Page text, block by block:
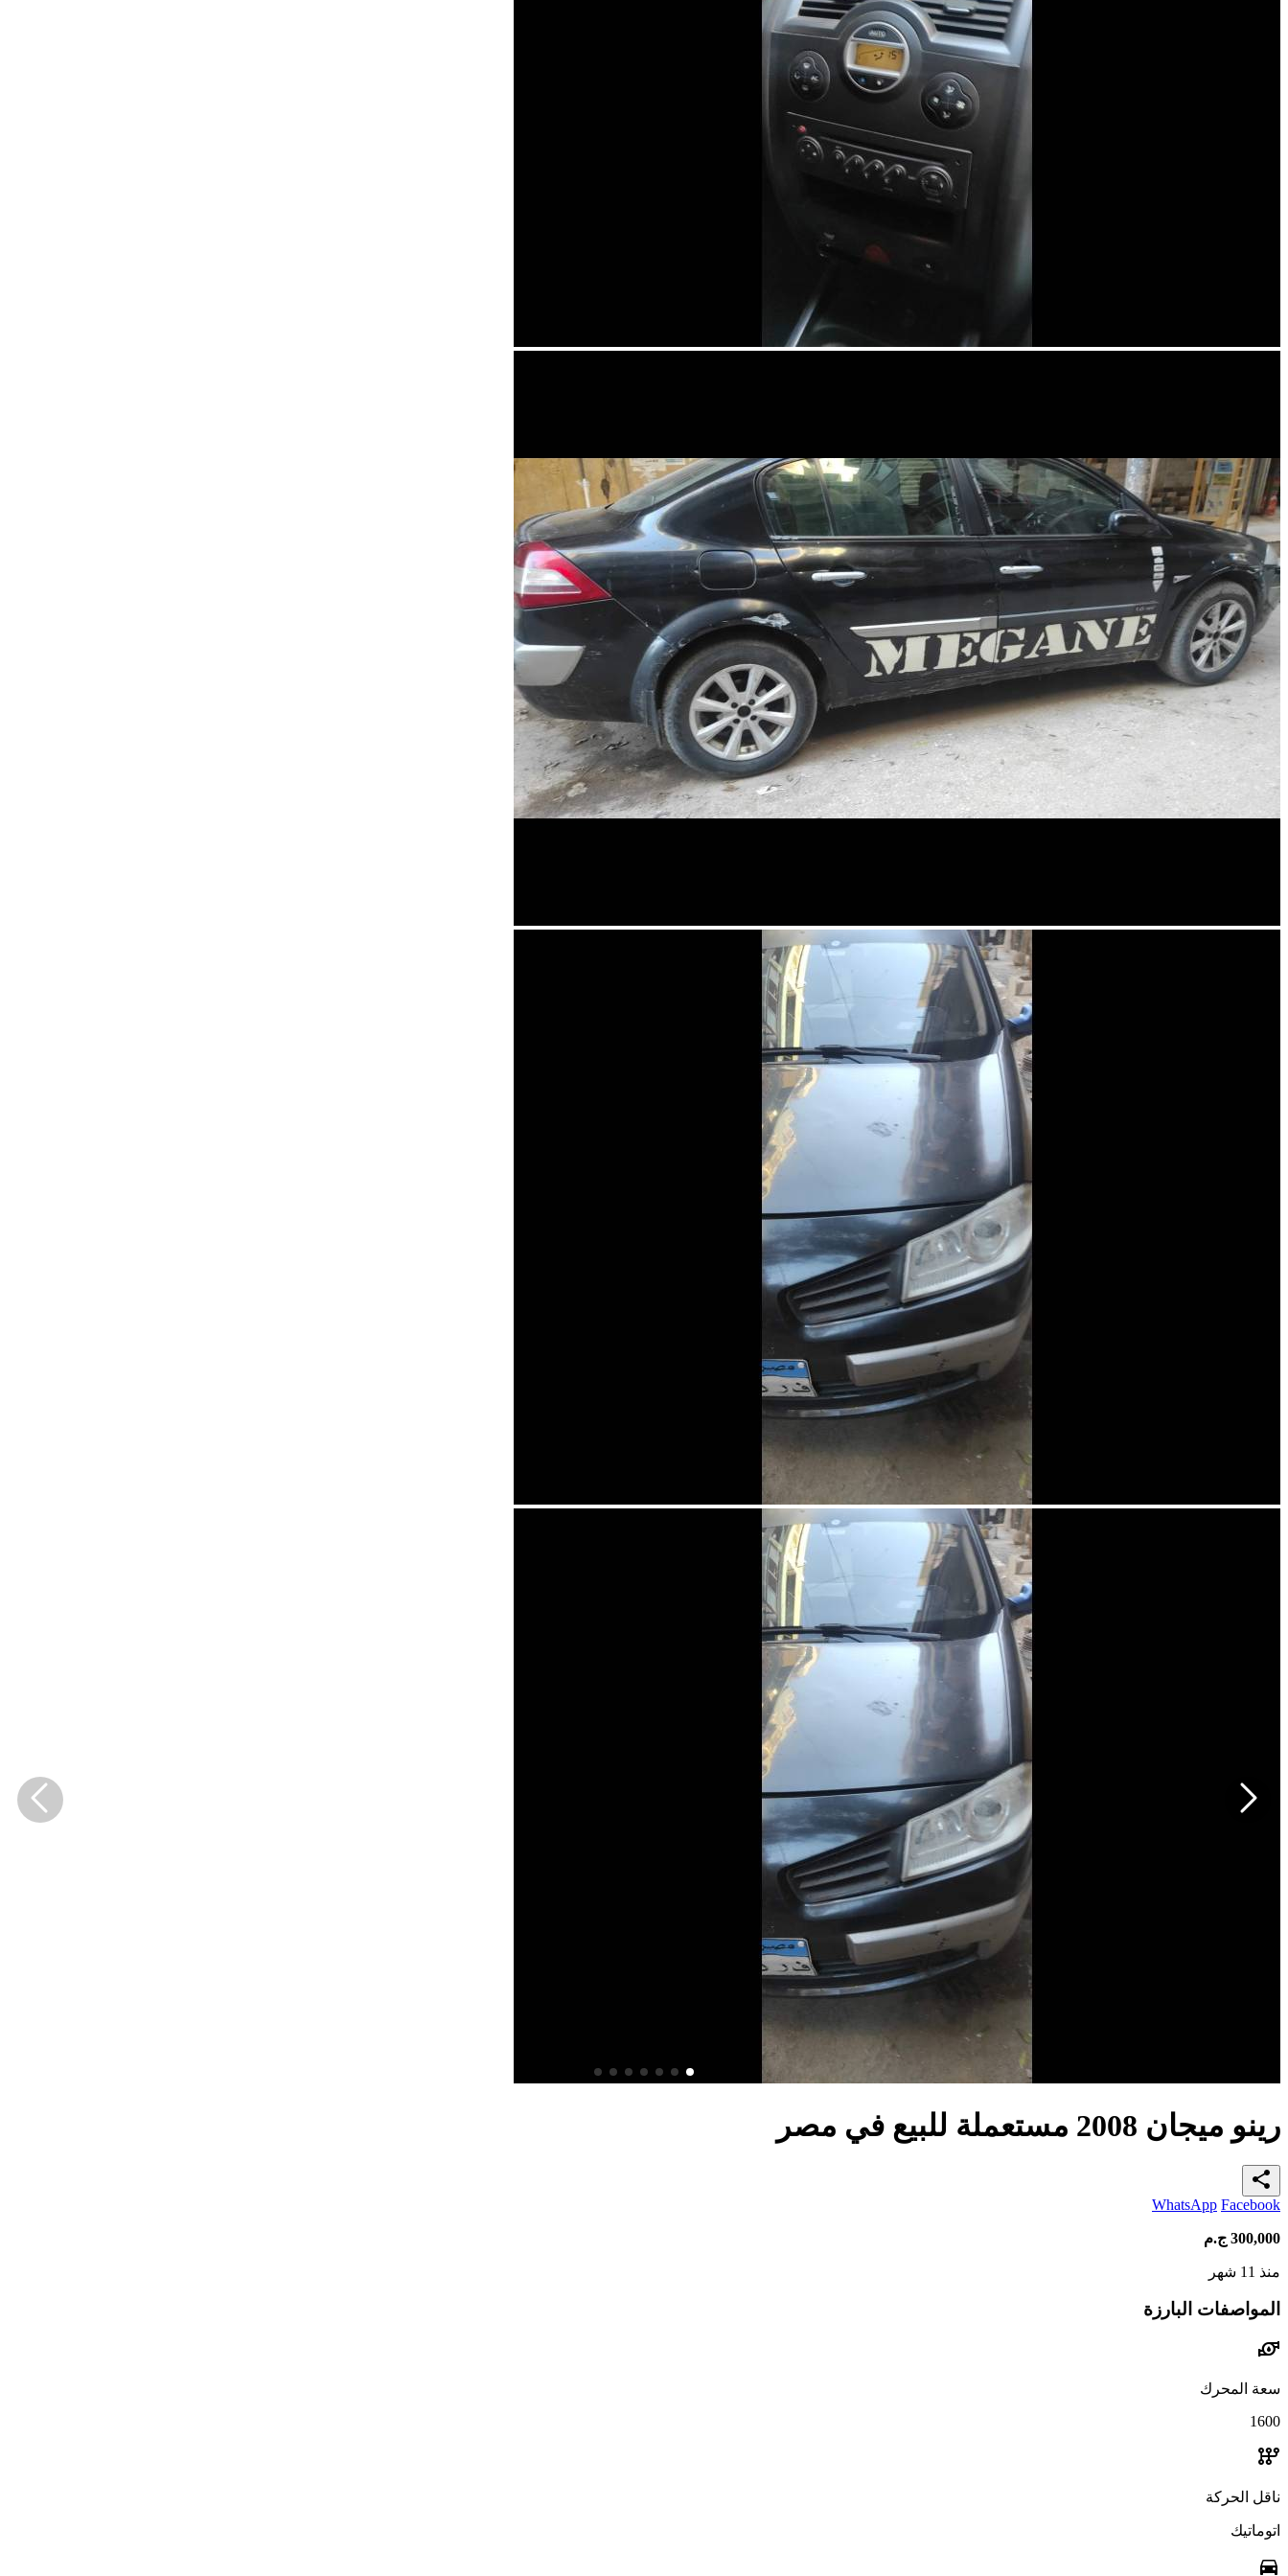
رينو ميجان 2008 مستعملة للبيع في مصر
share
WhatsApp Facebook
300,000 ج.م
منذ 11 شهر
المواصفات البارزة
water_pump
سعة المحرك
1600
auto_transmission
ناقل الحركة
اتوماتيك
directions_car